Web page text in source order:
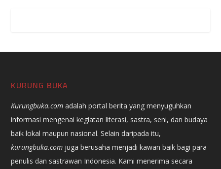
KURUNG BUKA
Kurungbuka.com adalah portal berita yang menyuguhkan
informasi mengenai kegiatan literasi, sastra, seni, dan budaya
baik lokal maupun nasional. Selain daripada itu,
kurungbuka.com juga berusaha menjadi kawan baik bagi para
penulis dan sastrawan Indonesia. Kami menerima secara